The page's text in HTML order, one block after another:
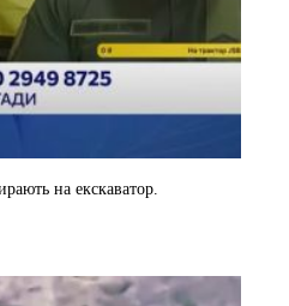
на екскаватор.